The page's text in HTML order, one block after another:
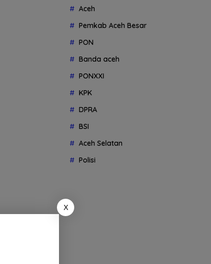
Aceh
Pemkab Aceh Besar
PON
Banda aceh
PONXXI
KPK
DPRA
BSI
Aceh Selatan
Polisi
X